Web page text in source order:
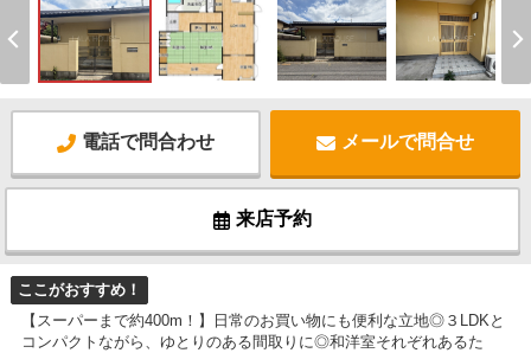
電話で問合わせ メールで問合せ
来店予約
ここがおすすめ！
【スーパーまで約400m！】日常のお買い物にも便利な立地◎３LDKと
コンパクトながら、ゆとりのある間取りに◎和洋室それぞれあるた